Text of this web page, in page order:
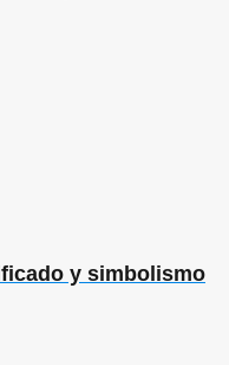
y simbolismo